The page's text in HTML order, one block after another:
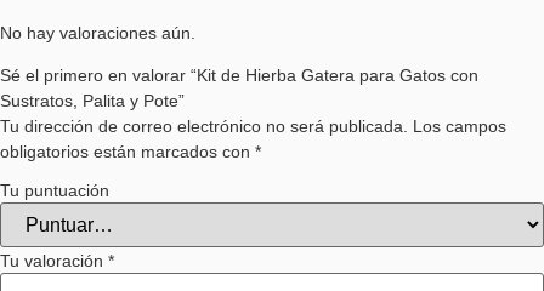
No hay valoraciones aún.
Sé el primero en valorar “Kit de Hierba Gatera para Gatos con
Sustratos, Palita y Pote”
Tu dirección de correo electrónico no será publicada.
Los campos
obligatorios están marcados con *
Tu puntuación
Tu valoración *